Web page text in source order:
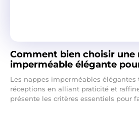
Comment bien choisir une
imperméable élégante
Les nappes imperméables élégantes
réceptions en alliant praticité et
présente les critères essentiels pour